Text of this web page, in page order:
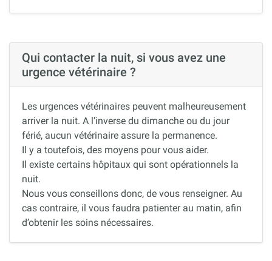
Qui contacter la nuit, si vous avez une
urgence vétérinaire ?
Les urgences vétérinaires peuvent malheureusement
arriver la nuit. A l’inverse du dimanche ou du jour
férié, aucun vétérinaire assure la permanence.
Il y a toutefois, des moyens pour vous aider.
Il existe certains hôpitaux qui sont opérationnels la
nuit.
Nous vous conseillons donc, de vous renseigner. Au
cas contraire, il vous faudra patienter au matin, afin
d’obtenir les soins nécessaires.